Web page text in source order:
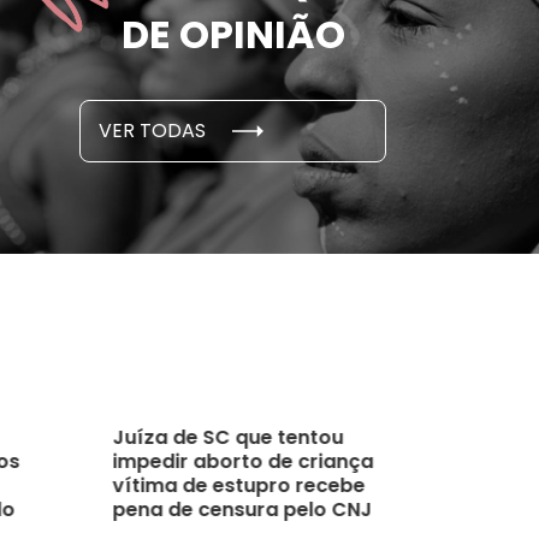
DE OPINIÃO
VER TODAS
em cada 6 já sofreu
E PESQUISAS
novembro, 2021
cidade
Juíza de SC que tentou
impedir aborto de criança
vítima de estupro recebe
pena de censura pelo CNJ